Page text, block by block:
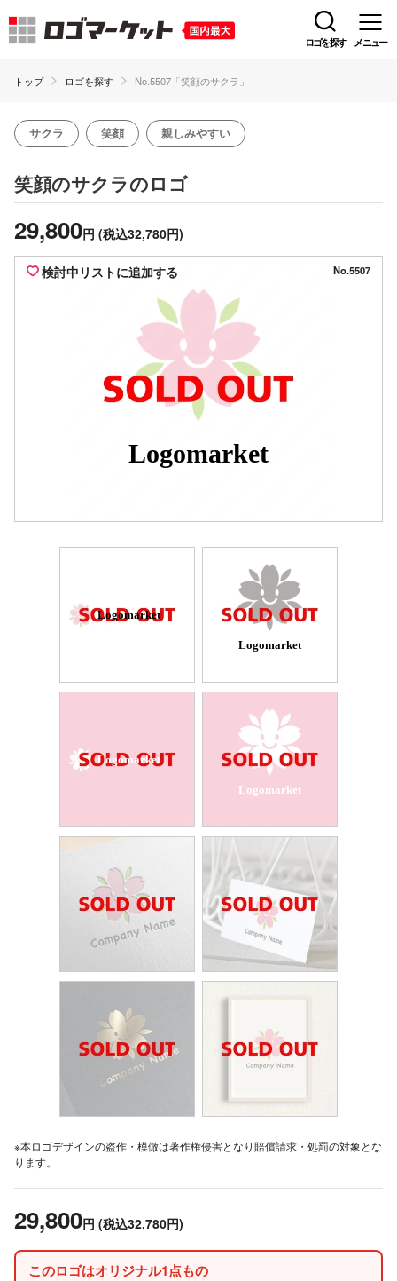
ロゴを探す メニュー
トップ ロゴを探す No.5507「笑顔のサクラ」
サクラ 笑顔 親しみやすい
笑顔のサクラのロゴ
29,800円 (税込32,780円)
検討中リストに追加する No.5507
Logomarket
Logomarket
Logomarket
Logomarket
Logomarket
※本ロゴデザインの盗作・模倣は著作権侵害となり賠償請求・処罰の対象とな
ります。
29,800円 (税込32,780円)
このロゴはオリジナル1点もの